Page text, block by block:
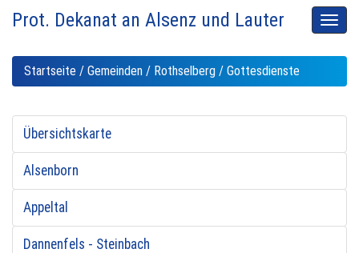
Prot. Dekanat an Alsenz und Lauter
Startseite / Gemeinden / Rothselberg / Gottesdienste
Übersichtskarte
Alsenborn
Appeltal
Dannenfels - Steinbach